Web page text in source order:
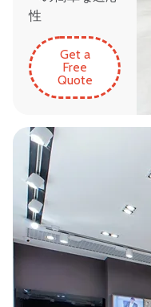
性
Get a
Free
Quote